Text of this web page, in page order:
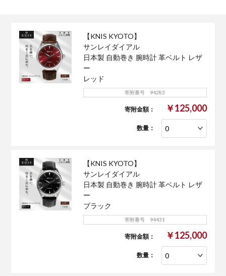
【KNIS KYOTO】
サンレイダイアル
日本製 自動巻き 腕時計 革ベルト レザ
ー
レッド
寄附番号 94283
寄附金額： ￥125,000
数量：
【KNIS KYOTO】
サンレイダイアル
日本製 自動巻き 腕時計 革ベルト レザ
ー
ブラック
寄附番号 94431
寄附金額： ￥125,000
数量：